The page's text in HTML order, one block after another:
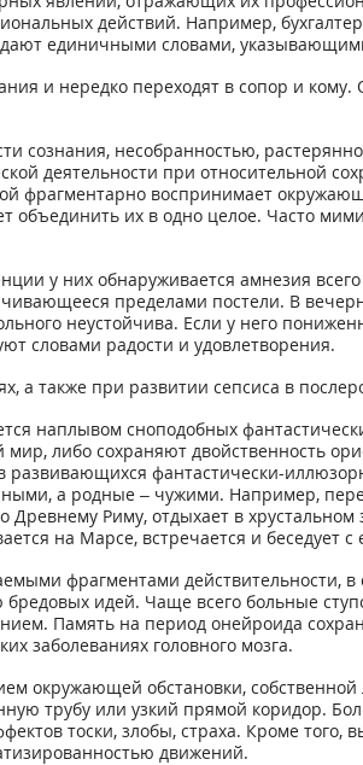
действий. Например,
единичными словами,
и нередко переходят в сопор и
сознания, несобранностью,
деятельности при относительной
фрагментарно воспринимает
их в одно целое. Часто
у них обнаруживается амнезия
пределами постели. В
неустойчива. Если у него
словами радости и удовлетворения.
а также при развитии сепсиса в
наплывом сноподобных
либо сохраняют двойственность
развивающихся фантастически-
а родные – чужими. Например,
Риму, отдыхает в хрустальном
на Марсе, встречается и беседует с
фрагментами действительности,
бредовых идей. Чаще всего больные
Память на период онейроида
заболеваниях головного мозга.
окружающей обстановки,
трубу или узкий прямой коридор.
тоски, злобы, страха. Кроме того,
движений.